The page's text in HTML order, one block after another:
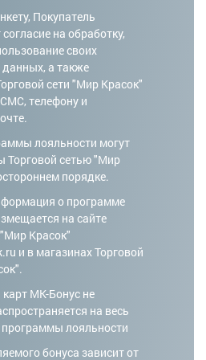
Покупатель
на обработку,
своих
а также
сети "Мир Красок"
телефону и
лояльности могут
Торговой сетью "Мир
порядке.
о программе
на сайте
Красок"
и в магазинах Торговой
карт МК-Бонус не
на весь
программы лояльности
бонуса зависит от